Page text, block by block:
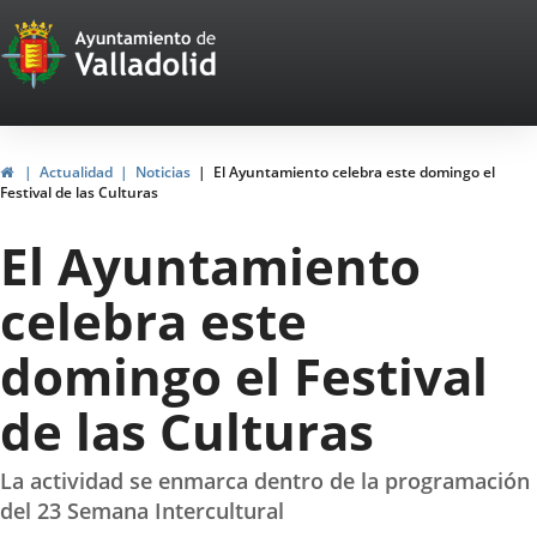
Portal
Web
del
Ayuntamiento
de
Valladolid
InicioActualidad Noticias
El Ayuntamiento celebra este domingo el
Festival de las Culturas
El Ayuntamiento
celebra este
domingo el Festival
de las Culturas
La actividad se enmarca dentro de la programación
del 23 Semana Intercultural